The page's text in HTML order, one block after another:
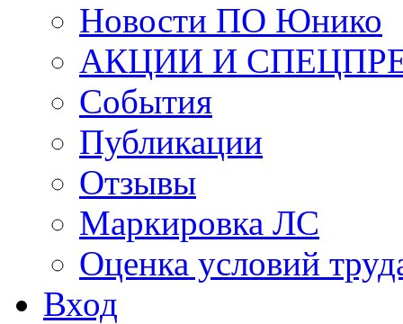
Новости ПО Юнико
АКЦИИ И
События
Публикации
Отзывы
Маркировка ЛС
Оценка условий
Вход